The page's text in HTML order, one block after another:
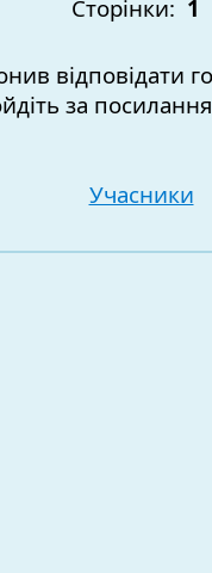
Сторінки: 1
відповідати
за
Учасники